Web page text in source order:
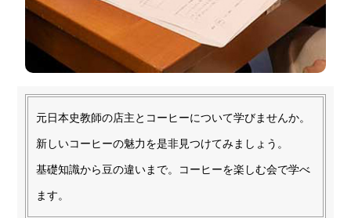
元日本史教師の店主とコーヒーについて学びませんか。
新しいコーヒーの魅力を是非見つけてみましょう。
基礎知識から豆の違いまで。コーヒーを楽しむ会で学べ
ます。